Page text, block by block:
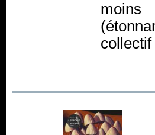
moins